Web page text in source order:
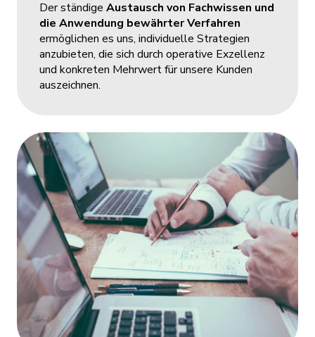
Der ständige Austausch von Fachwissen und
die Anwendung bewährter Verfahren
ermöglichen es uns, individuelle Strategien
anzubieten, die sich durch operative Exzellenz
und konkreten Mehrwert für unsere Kunden
auszeichnen.